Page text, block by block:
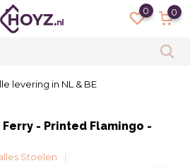
0 0
levering in NL & BE
Ferry - Printed Flamingo -
Stoelen